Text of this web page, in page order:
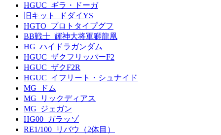
HGUC_ギラ・ドーガ
旧キット_ドダイYS
HGTO_プロトタイプグフ
BB戦士_輝神大将軍獅龍凰
HG_ハイドラガンダム
HGUC_ザクフリッパーF2
HGUC_ザクF2R
HGUC_イフリート・シュナイド
MG_ドム
MG_リックディアス
MG_ジェガン
HG00_ガラッゾ
RE1/100_リバウ（2体目）